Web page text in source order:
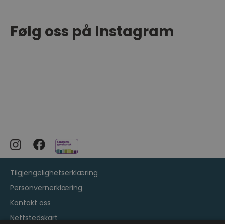
Følg oss på Instagram
Tilgjengelighetserklæring
Personvernerklæring
Kontakt oss
Nettstedskart